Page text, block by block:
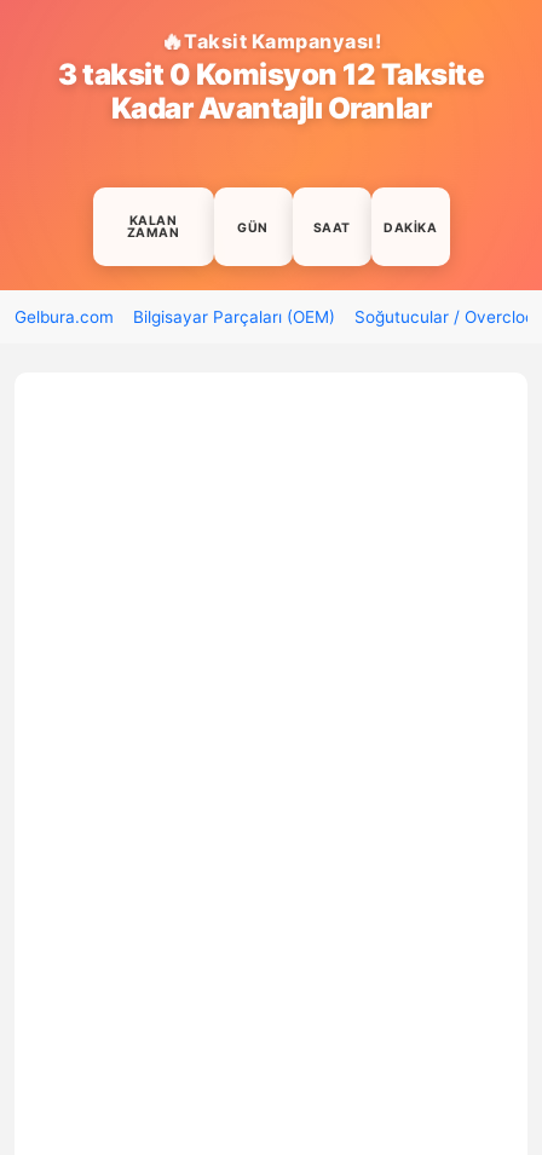
Taksit Kampanyası!
3 taksit 0 Komisyon 12 Taksite
Kadar Avantajlı Oranlar
KALAN
ZAMAN GÜN SAAT DAKIKA
Gelbura.com Bilgisayar Parçaları (OEM) Soğutucular / Overclock